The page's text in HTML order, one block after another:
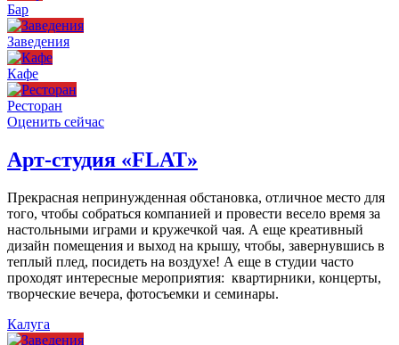
Бар
Заведения
Кафе
Ресторан
Оценить сейчас
Арт-студия «FLAT»
Прекрасная непринужденная обстановка, отличное место для
того, чтобы собраться компанией и провести весело время за
настольными играми и кружечкой чая. А еще креативный
дизайн помещения и выход на крышу, чтобы, завернувшись в
теплый плед, посидеть на воздухе! А еще в студии часто
проходят интересные мероприятия: квартирники, концерты,
творческие вечера, фотосъемки и семинары.
Калуга